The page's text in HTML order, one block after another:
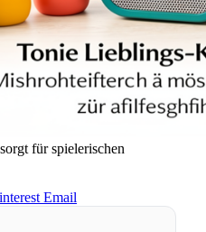
für spielerischen
Email